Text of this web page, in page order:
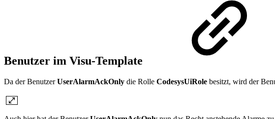
Benutzer im Visu-Template
Da der BenutzerUserAlarmAckOnly die Rolle CodesysUiRole besitzt, wird der